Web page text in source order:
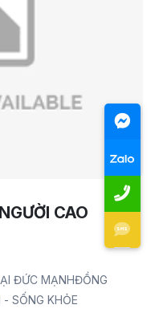
CAO
ĐỨC MẠNHĐỒNG
- SỐNG KHỎE